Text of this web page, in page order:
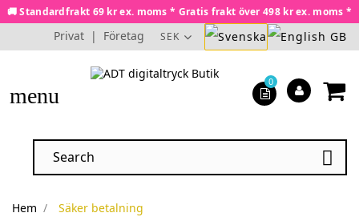
🚚 Standardfrakt 69 kr ex. moms * Gratis frakt över 498 kr ex. moms *
Privat | Företag SEK
menu

0
Hem Säker betalning